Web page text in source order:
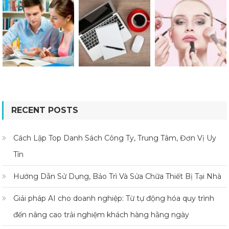
RECENT POSTS
Cách Lập Top Danh Sách Công Ty, Trung Tâm, Đơn Vị Uy
Tín
Hướng Dẫn Sử Dụng, Bảo Trì Và Sửa Chữa Thiết Bị Tại Nhà
Giải pháp AI cho doanh nghiệp: Từ tự động hóa quy trình
đến nâng cao trải nghiệm khách hàng hằng ngày